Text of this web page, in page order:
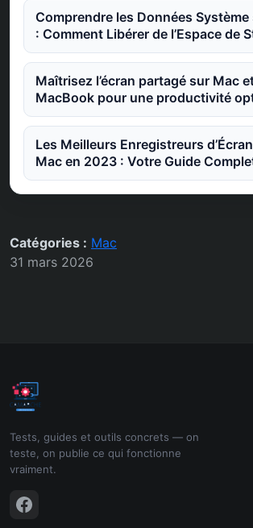
Comprendre les Données Système
: Comment Libérer de l’Espace de
Maîtrisez l’écran partagé sur Mac
MacBook pour une productivité
Les Meilleurs Enregistreurs
Mac en 2023 : Votre Guide
Catégories : Mac
31 mars 2026
Tests, guides et outils concrets — on
teste, on publie ce qui fonctionne
vraiment.